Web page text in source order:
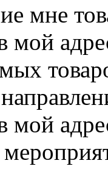
мне
мой
мой